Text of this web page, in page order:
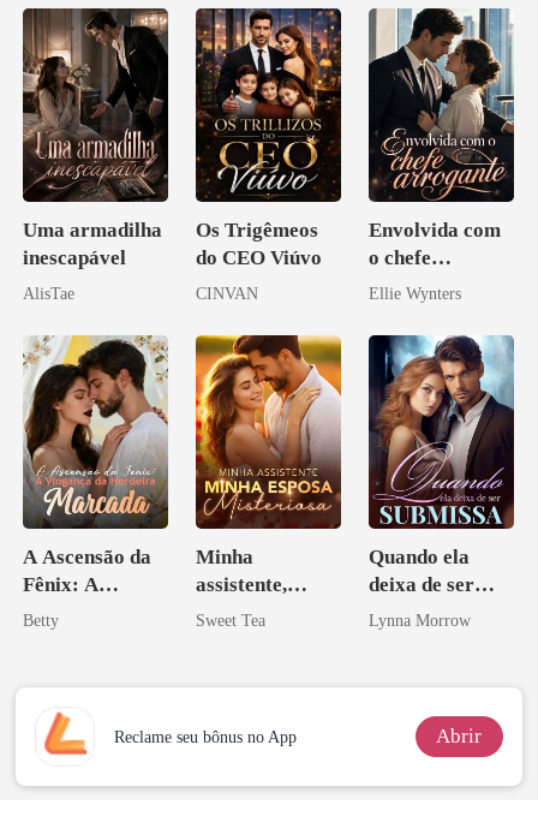
Uma armadilha
inescapável
AlisTae
Os Trigêmeos
do CEO Viúvo
CINVAN
Envolvida com
o chefe
arrogante
Ellie Wynters
A Ascensão da
Fênix: A
Vingança da
Betty
Minha
assistente,
minha esposa
Sweet Tea
Quando ela
deixa de ser
submissa
Lynna Morrow
Reclame seu bônus no App Abrir